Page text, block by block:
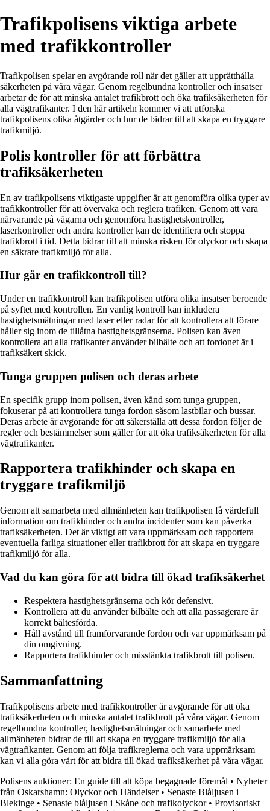
Trafikpolisens viktiga arbete
med trafikkontroller
Trafikpolisen spelar en avgörande roll när det gäller att upprätthålla
säkerheten på våra vägar. Genom regelbundna kontroller och insatser
arbetar de för att minska antalet trafikbrott och öka trafiksäkerheten för
alla vägtrafikanter. I den här artikeln kommer vi att utforska
trafikpolisens olika åtgärder och hur de bidrar till att skapa en tryggare
trafikmiljö.
Polis kontroller för att förbättra
trafiksäkerheten
En av trafikpolisens viktigaste uppgifter är att genomföra olika typer av
trafikkontroller för att övervaka och reglera trafiken. Genom att vara
närvarande på vägarna och genomföra hastighetskontroller,
laserkontroller och andra kontroller kan de identifiera och stoppa
trafikbrott i tid. Detta bidrar till att minska risken för olyckor och skapa
en säkrare trafikmiljö för alla.
Hur går en trafikkontroll till?
Under en trafikkontroll kan trafikpolisen utföra olika insatser beroende
på syftet med kontrollen. En vanlig kontroll kan inkludera
hastighetsmätningar med laser eller radar för att kontrollera att förare
håller sig inom de tillåtna hastighetsgränserna. Polisen kan även
kontrollera att alla trafikanter använder bilbälte och att fordonet är i
trafiksäkert skick.
Tunga gruppen polisen och deras arbete
En specifik grupp inom polisen, även känd som tunga gruppen,
fokuserar på att kontrollera tunga fordon såsom lastbilar och bussar.
Deras arbete är avgörande för att säkerställa att dessa fordon följer de
regler och bestämmelser som gäller för att öka trafiksäkerheten för alla
vägtrafikanter.
Rapportera trafikhinder och skapa en
tryggare trafikmiljö
Genom att samarbeta med allmänheten kan trafikpolisen få värdefull
information om trafikhinder och andra incidenter som kan påverka
trafiksäkerheten. Det är viktigt att vara uppmärksam och rapportera
eventuella farliga situationer eller trafikbrott för att skapa en tryggare
trafikmiljö för alla.
Vad du kan göra för att bidra till ökad trafiksäkerhet
Respektera hastighetsgränserna och kör defensivt.
Kontrollera att du använder bilbälte och att alla passagerare är
korrekt bältesförda.
Håll avstånd till framförvarande fordon och var uppmärksam på
din omgivning.
Rapportera trafikhinder och misstänkta trafikbrott till polisen.
Sammanfattning
Trafikpolisens arbete med trafikkontroller är avgörande för att öka
trafiksäkerheten och minska antalet trafikbrott på våra vägar. Genom
regelbundna kontroller, hastighetsmätningar och samarbete med
allmänheten bidrar de till att skapa en tryggare trafikmiljö för alla
vägtrafikanter. Genom att följa trafikreglerna och vara uppmärksam
kan vi alla göra vårt för att bidra till ökad trafiksäkerhet på våra vägar.
Polisens auktioner: En guide till att köpa begagnade föremål • Nyheter
från Oskarshamn: Olyckor och Händelser• Senaste Blåljusen i
Blekinge • Senaste blåljusen i Skåne och trafikolyckor• Provisoriskt